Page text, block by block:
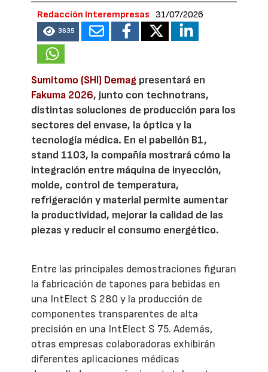
Redacción Interempresas 31/07/2026
3635
Sumitomo (SHI) Demag presentará en
Fakuma 2026, junto con technotrans,
distintas soluciones de producción para los
sectores del envase, la óptica y la
tecnología médica. En el pabellón B1,
stand 1103, la compañía mostrará cómo la
integración entre máquina de inyección,
molde, control de temperatura,
refrigeración y material permite aumentar
la productividad, mejorar la calidad de las
piezas y reducir el consumo energético.
Entre las principales demostraciones figuran
la fabricación de tapones para bebidas en
una IntElect S 280 y la producción de
componentes transparentes de alta
precisión en una IntElect S 75. Además,
otras empresas colaboradoras exhibirán
diferentes aplicaciones médicas